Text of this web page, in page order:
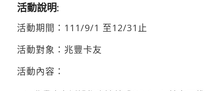
活動說明:
活動期間：111/9/1 至12/31止
活動對象：兆豐卡友
活動內容：